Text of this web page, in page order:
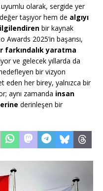
olarak, sergide yer
taşıyor hem de algıyı
bir kaynak
2025’in başarısı,
farkındalık yaratma
ve gelecek yıllarda da
bir vizyon
eden her birey, yalnızca bir
aynı zamanda insan
derinleşen bir